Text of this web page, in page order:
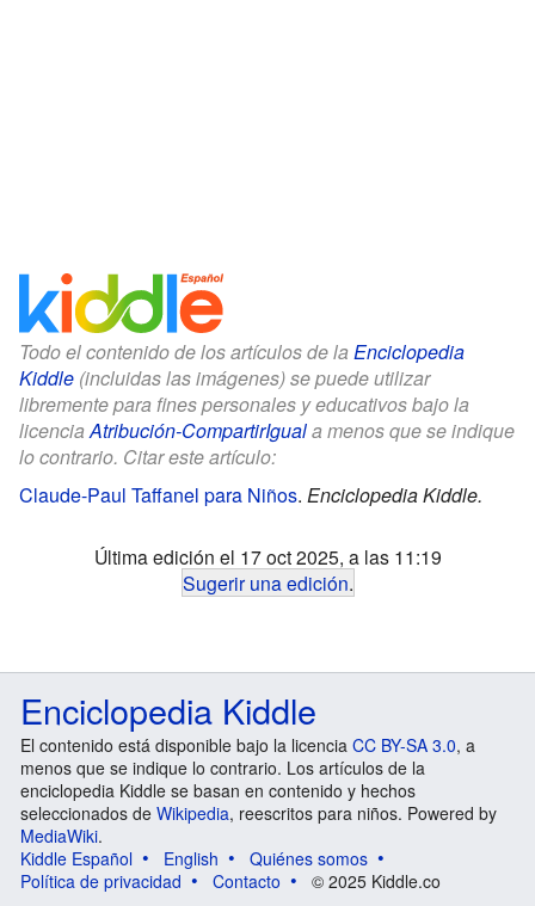
Todo el contenido de los artículos de la Enciclopedia
Kiddle (incluidas las imágenes) se puede utilizar
libremente para fines personales y educativos bajo la
licenciaAtribución-CompartirIguala menos que se indique
lo contrario. Citar este artículo:
Claude-Paul Taffanel para Niños. Enciclopedia Kiddle.
Última edición el 17 oct 2025, a las 11:19
Sugerir una edición.
Enciclopedia Kiddle
El contenido está disponible bajo la licencia CC BY-SA 3.0, a
menos que se indique lo contrario. Los artículos de la
enciclopedia Kiddle se basan en contenido y hechos
seleccionados de Wikipedia, reescritos para niños. Powered by
MediaWiki.
Kiddle Español
English
Quiénes somos
Política de privacidad
Contacto © 2025 Kiddle.co